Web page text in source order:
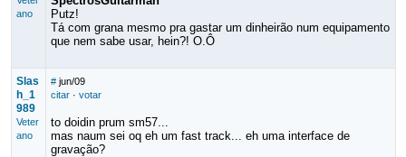
ano
Putz!
Tá com grana mesmo pra gastar um dinheirão num equipamento
que nem sabe usar, hein?! O.Ô
Slas
h_1
989
Veter
ano
# jun/09
citar· votar
to doidin prum sm57...
mas naum sei oq eh um fast track... eh uma interface de
gravação?